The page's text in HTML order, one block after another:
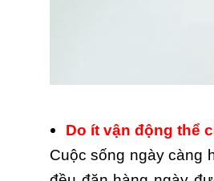
Do ít vận động thể
Cuộc sống ngày càng